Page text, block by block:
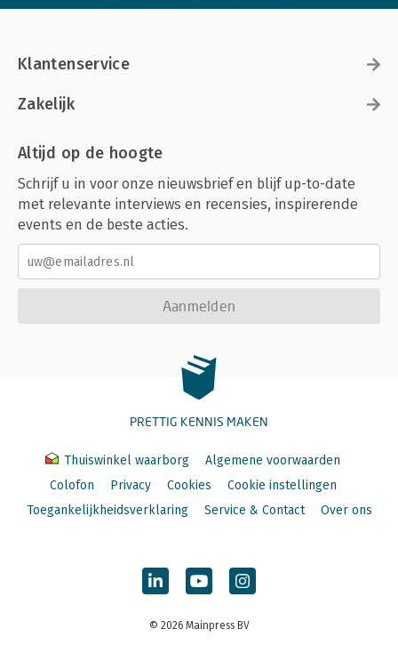
Klantenservice
Zakelijk
Altijd op de hoogte
Schrijf u in voor onze nieuwsbrief en blijf up-to-date
met relevante interviews en recensies, inspirerende
events en de beste acties.
Aanmelden
PRETTIG KENNIS MAKEN
Thuiswinkel waarborg
Algemene voorwaarden
Colofon
Privacy Cookies
Cookie instellingen
Toegankelijkheidsverklaring
Service & Contact Over ons
© 2026 Mainpress BV